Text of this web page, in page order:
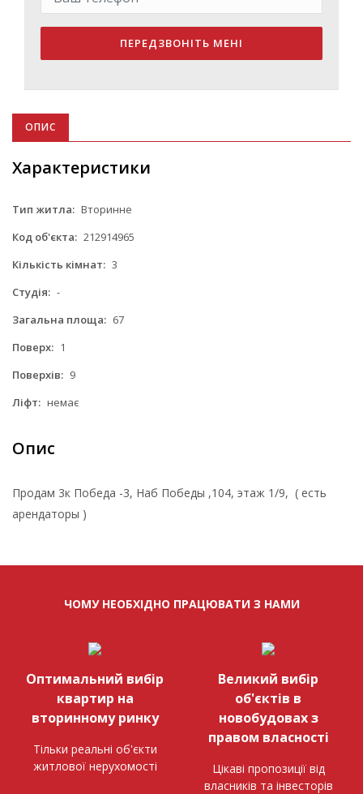
ПЕРЕДЗВОНІТЬ МЕНІ
ОПИС
Характеристики
Тип житла: Вторинне
Код об'єкта: 212914965
Кількість кімнат: 3
Студія: -
Загальна площа: 67
Поверх: 1
Поверхів: 9
Ліфт: немає
Опис
Продам 3к Победа -3, Наб Победы ,104, этаж 1/9, ( есть
арендаторы )
ЧОМУ НЕОБХІДНО ПРАЦЮВАТИ З НАМИ
Оптимальний вибір
квартир на
вторинному ринку
Тільки реальні об'єкти
житлової нерухомості
Великий вибір
об'єктів в
новобудовах з
правом власності
Цікаві пропозиції від
власників та інвесторів